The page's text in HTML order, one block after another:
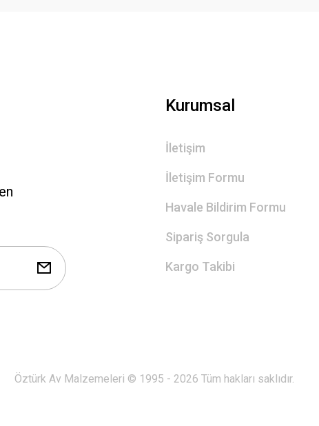
Kurumsal
İletişim
İletişim Formu
Havale Bildirim Formu
Sipariş Sorgula
Kargo Takibi
Öztürk Av Malzemeleri © 1995 - 2026 Tüm hakları saklıdır.